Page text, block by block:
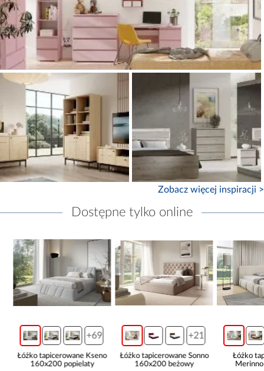
Zobacz więcej inspiracji >
Dostępne tylko online
+69
Łóżko tapicerowane Kseno
160x200 popielaty
+21
Łóżko tapicerowane Sonno
160x200 beżowy
Łóżko